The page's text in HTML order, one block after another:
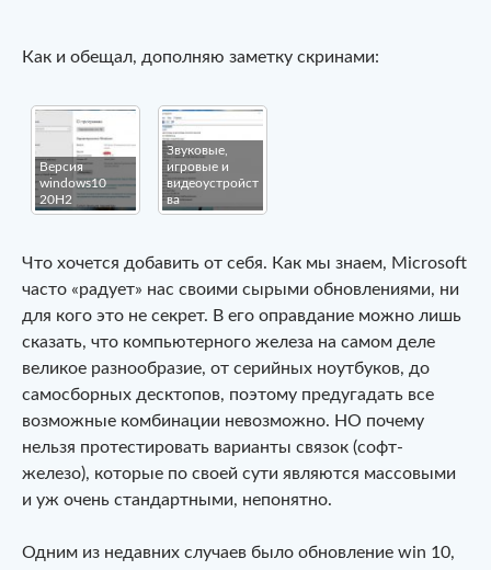
Как и обещал, дополняю заметку скринами:
Версия
windows10
20H2
Звуковые,
игровые и
видеоустройст
ва
Что хочется добавить от себя. Как мы знаем, Microsoft
часто «радует» нас своими сырыми обновлениями, ни
для кого это не секрет. В его оправдание можно лишь
сказать, что компьютерного железа на самом деле
великое разнообразие, от серийных ноутбуков, до
самосборных десктопов, поэтому предугадать все
возможные комбинации невозможно. НО почему
нельзя протестировать варианты связок (софт-
железо), которые по своей сути являются массовыми
и уж очень стандартными, непонятно.
Одним из недавних случаев было обновление win 10,